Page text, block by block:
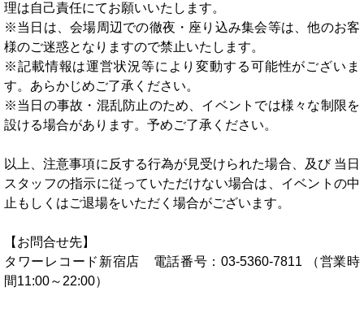
理は自己責任にてお願いいたします。
※当日は、会場周辺での徹夜・座り込み集会等は、他のお客
様のご迷惑となりますので禁止いたします。
※記載情報は運営状況等により変動する可能性がございま
す。あらかじめご了承ください。
※当日の事故・混乱防止のため、イベントでは様々な制限を
設ける場合があります。予めご了承ください。
以上、注意事項に反する行為が見受けられた場合、及び 当日
スタッフの指示に従っていただけない場合は、イベントの中
止もしくはご退場をいただく場合がございます。
【お問合せ先】
タワーレコード新宿店 電話番号：03-5360-7811 （営業時
間11:00～22:00）